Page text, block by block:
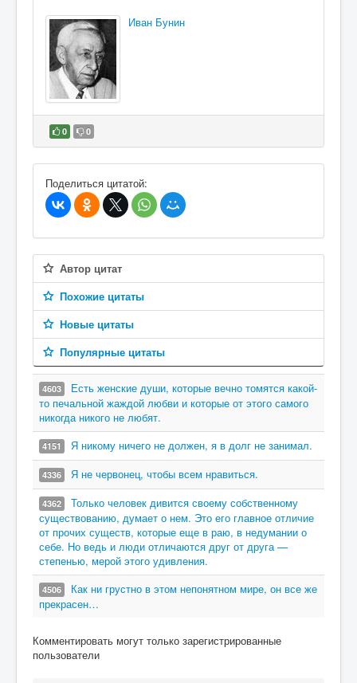
Иван Бунин
0 0
В избранное
Поделиться цитатой:
Автор цитат
Похожие цитаты
Новые цитаты
Популярные цитаты
4603
Есть женские души, которые вечно томятся какой-
то печальной жаждой любви и которые от этого самого
никогда никого не любят.
4151 Я никому ничего не должен, я в долг не занимал.
4336 Я не червонец, чтобы всем нравиться.
4362
Только человек дивится своему собственному
существованию, думает о нем. Это его главное отличие
от прочих существ, которые еще в раю, в недумании о
себе. Но ведь и люди отличаются друг от друга —
степенью, мерой этого удивления.
4506
Как ни грустно в этом непонятном мире, он все же
прекрасен…
Комментировать могут только зарегистрированные
пользователи